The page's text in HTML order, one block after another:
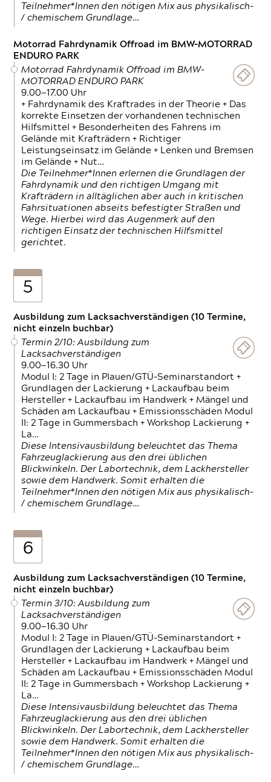
Teilnehmer*Innen den nötigen Mix aus physikalisch-
/ chemischem Grundlage…
Motorrad Fahrdynamik Offroad im BMW-MOTORRAD
ENDURO PARK
Motorrad Fahrdynamik Offroad im BMW-
MOTORRAD ENDURO PARK
9.00—17.00 Uhr
+ Fahrdynamik des Kraftrades in der Theorie + Das
korrekte Einsetzen der vorhandenen technischen
Hilfsmittel + Besonderheiten des Fahrens im
Gelände mit Krafträdern + Richtiger
Leistungseinsatz im Gelände + Lenken und Bremsen
im Gelände + Nut…
Die Teilnehmer*Innen erlernen die Grundlagen der
Fahrdynamik und den richtigen Umgang mit
Krafträdern in alltäglichen aber auch in kritischen
Fahrsituationen abseits befestigter Straßen und
Wege. Hierbei wird das Augenmerk auf den
richtigen Einsatz der technischen Hilfsmittel
gerichtet.
5
Ausbildung zum Lacksachverständigen (10 Termine,
nicht einzeln buchbar)
Termin 2/10: Ausbildung zum
Lacksachverständigen
9.00—16.30 Uhr
Modul I: 2 Tage in Plauen/GTÜ-Seminarstandort +
Grundlagen der Lackierung + Lackaufbau beim
Hersteller + Lackaufbau im Handwerk + Mängel und
Schäden am Lackaufbau + Emissionsschäden Modul
II: 2 Tage in Gummersbach + Workshop Lackierung +
La…
Diese Intensivausbildung beleuchtet das Thema
Fahrzeuglackierung aus den drei üblichen
Blickwinkeln. Der Labortechnik, dem Lackhersteller
sowie dem Handwerk. Somit erhalten die
Teilnehmer*Innen den nötigen Mix aus physikalisch-
/ chemischem Grundlage…
6
Ausbildung zum Lacksachverständigen (10 Termine,
nicht einzeln buchbar)
Termin 3/10: Ausbildung zum
Lacksachverständigen
9.00—16.30 Uhr
Modul I: 2 Tage in Plauen/GTÜ-Seminarstandort +
Grundlagen der Lackierung + Lackaufbau beim
Hersteller + Lackaufbau im Handwerk + Mängel und
Schäden am Lackaufbau + Emissionsschäden Modul
II: 2 Tage in Gummersbach + Workshop Lackierung +
La…
Diese Intensivausbildung beleuchtet das Thema
Fahrzeuglackierung aus den drei üblichen
Blickwinkeln. Der Labortechnik, dem Lackhersteller
sowie dem Handwerk. Somit erhalten die
Teilnehmer*Innen den nötigen Mix aus physikalisch-
/ chemischem Grundlage…